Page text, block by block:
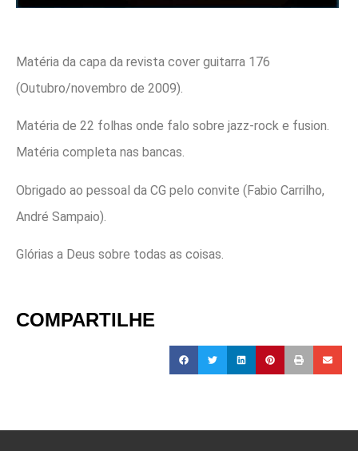
Matéria da capa da revista cover guitarra 176
(Outubro/novembro de 2009).
Matéria de 22 folhas onde falo sobre jazz-rock e fusion.
Matéria completa nas bancas.
Obrigado ao pessoal da CG pelo convite (Fabio Carrilho,
André Sampaio).
Glórias a Deus sobre todas as coisas.
COMPARTILHE